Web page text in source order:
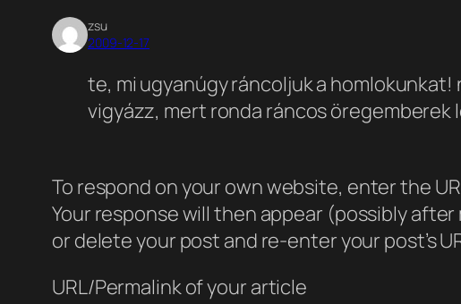
zsu
2009-12-17
te, mi ugyanúgy ráncoljuk a
vigyázz, mert ronda ráncos öregemberek
To respond on your own website, enter the
Your response will then appear (possibly
or delete your post and re-enter your post’s
URL/Permalink of your article